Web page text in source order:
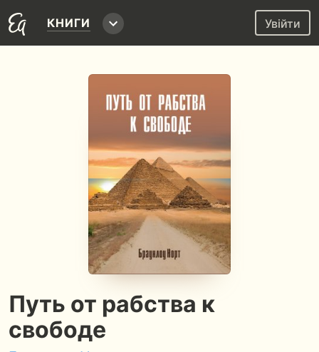
КНИГИ Увійти
Путь от рабства к
свободе